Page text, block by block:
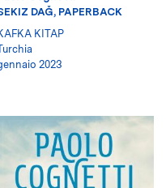
DAĞ, PAPERBACK
KITAP
2023